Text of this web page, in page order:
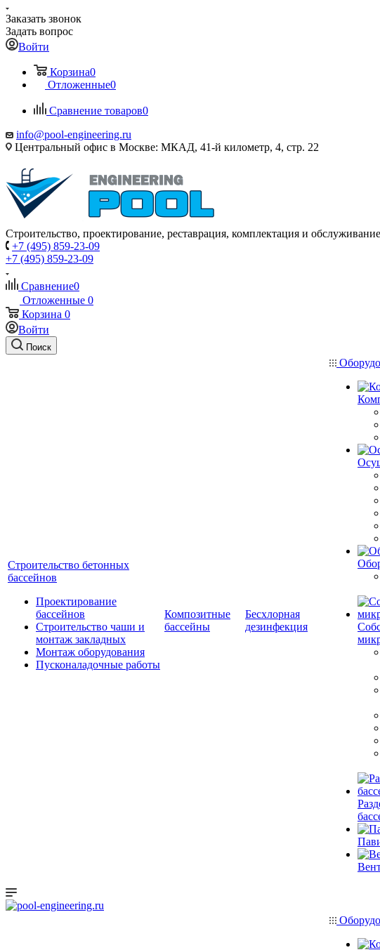
Заказать звонок
Задать вопрос
Войти
Корзина0
Отложенные0
Сравнение товаров0
info@pool-engineering.ru
Центральный офис в Москве: МКАД, 41-й километр, 4, стр. 22
Строительство, проектирование, реставрация, комплектация и
+7 (495) 859-23-09
+7 (495) 859-23-09
Сравнение0
Отложенные 0
Корзина 0
Войти
Поиск
Строительство бетонных
бассейнов
Проектирование
бассейнов
Строительство чаши и
монтаж закладных
Монтаж оборудования
Пусконаладочные работы
Композитные
бассейны
Бесхлорная
дезинфекция